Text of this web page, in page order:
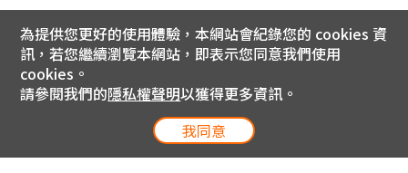
為提供您更好的使用體驗，本網站會紀錄您的 cookies 資
訊，若您繼續瀏覽本網站，即表示您同意我們使用
cookies。
請參閱我們的隱私權聲明以獲得更多資訊。
我同意